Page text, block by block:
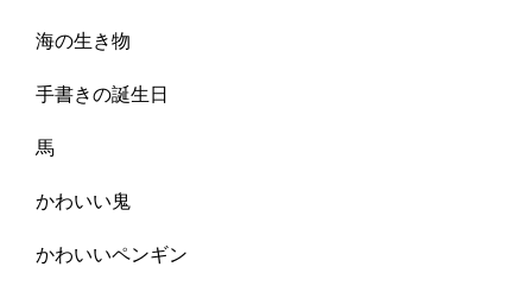
海の生き物
手書きの誕生日
馬
かわいい鬼
かわいいペンギン